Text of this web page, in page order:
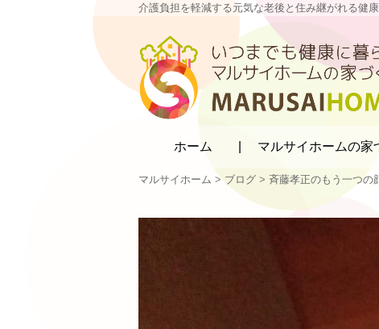
介護負担を軽減する元気な老後と住み継がれる健
マルサイホーム
ホーム マルサイホームの家
マルサイホーム >ブログ > 斉藤孝正のもう一つ